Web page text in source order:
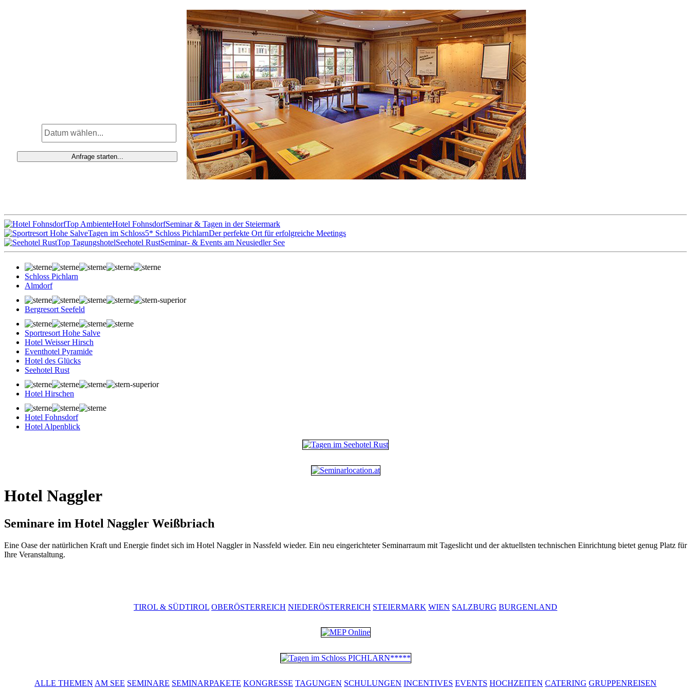
Top AmbienteHotel FohnsdorfSeminar & Tagen in der Steiermark
Tagen im Schloss5* Schloss PichlarnDer perfekte Ort für erfolgreiche Meetings
Top TagungshotelSeehotel RustSeminar- & Events am Neusiedler See
Schloss Pichlarn
Almdorf
Bergresort Seefeld
Sportresort Hohe Salve
Hotel Weisser Hirsch
Eventhotel Pyramide
Hotel des Glücks
Seehotel Rust
Hotel Hirschen
Hotel Fohnsdorf
Hotel Alpenblick
Hotel Naggler
Seminare im Hotel Naggler Weißbriach
Eine Oase der natürlichen Kraft und Energie findet sich im Hotel Naggler in Nassfeld wieder. Ein neu eingerichteter Seminarraum mit Tageslicht und der aktuellsten technischen Einrichtung bietet genug Platz für
Ihre Veranstaltung.
TIROL & SÜDTIROL OBERÖSTERREICH NIEDERÖSTERREICH STEIERMARK WIEN SALZBURG BURGENLAND
ALLE THEMEN AM SEE SEMINARE SEMINARPAKETE KONGRESSE TAGUNGEN SCHULUNGEN INCENTIVES EVENTS HOCHZEITEN CATERING GRUPPENREISEN